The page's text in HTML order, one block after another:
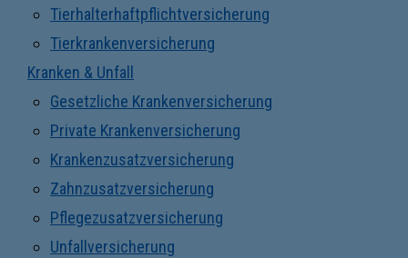
Tierhalterhaftpflichtversicherung
Tierkrankenversicherung
Kranken & Unfall
Gesetzliche Krankenversicherung
Private Krankenversicherung
Krankenzusatzversicherung
Zahnzusatzversicherung
Pflegezusatzversicherung
Unfallversicherung